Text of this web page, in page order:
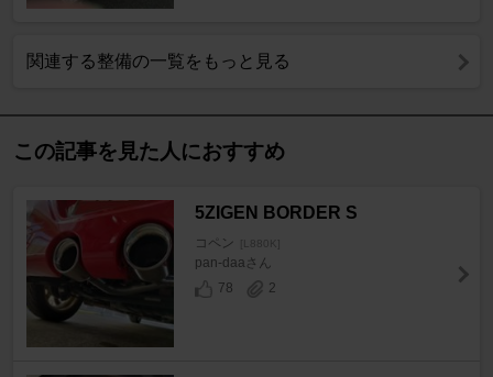
関連する整備の一覧をもっと見る
この記事を見た人におすすめ
5ZIGEN BORDER S
コペン
pan-daaさん
78
2